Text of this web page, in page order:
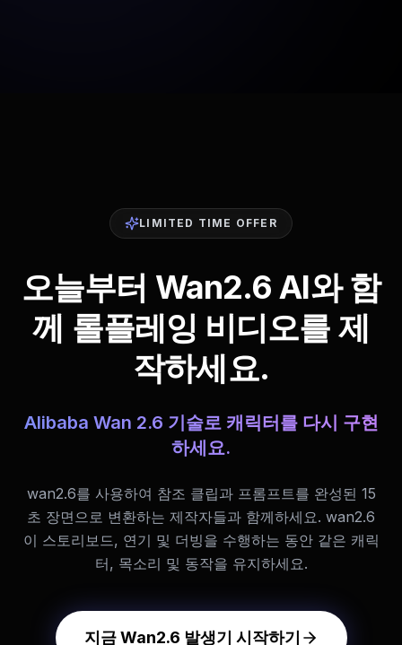
LIMITED TIME OFFER
오늘부터 Wan2.6 AI와 함
께 롤플레잉 비디오를 제
작하세요.
Alibaba Wan 2.6 기술로 캐릭터를 다시 구현
하세요.
wan2.6를 사용하여 참조 클립과 프롬프트를 완성된 15
초 장면으로 변환하는 제작자들과 함께하세요. wan2.6
이 스토리보드, 연기 및 더빙을 수행하는 동안 같은 캐릭
터, 목소리 및 동작을 유지하세요.
지금 Wan2.6 발생기 시작하기